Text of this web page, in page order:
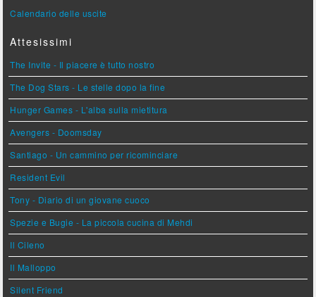
Calendario delle uscite
Attesissimi
The Invite - Il piacere è tutto nostro
The Dog Stars - Le stelle dopo la fine
Hunger Games - L'alba sulla mietitura
Avengers - Doomsday
Santiago - Un cammino per ricominciare
Resident Evil
Tony - Diario di un giovane cuoco
Spezie e Bugie - La piccola cucina di Mehdi
Il Cileno
Il Malloppo
Silent Friend